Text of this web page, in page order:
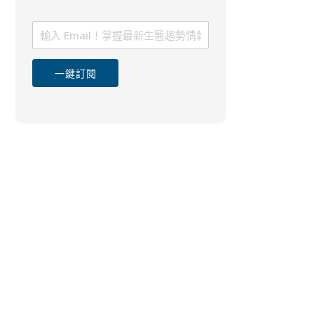
一鍵訂閱